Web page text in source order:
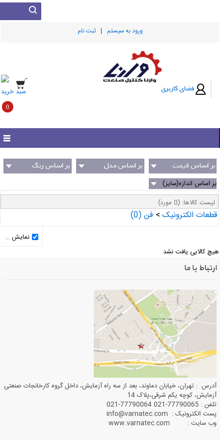
ورود به سيستم| ثبت نام
فضای کاربری سبد خرید
0
بر اساس قیمت
بر اساس مدل
بر اساس رنگ
بر اساس اندازه(سایز)
لیست کالاها: (0 مورد)
قطعات الکترونیک> فن(0)
نمایش کالاهای ناموجود
هیچ کالایی یافت نشد
ارتباط با ما
آدرس : تهران، خیابان دماوند، بعد از سه راه آزمایش، داخل گروه کارخانجات صنعتی
آزمایش، کوچه یکم شرقی،پلاک 14
تلفن : 77790065-021 77790064-021
پست الکترونیک : info@varnatec.com
وب سایت : www.varnatec.com